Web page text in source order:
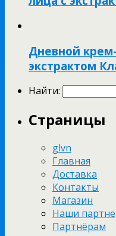
Дневной
экстрактом
Найти:
Страницы
glvn
Главная
Доставка
Контакты
Магазин
Наши
Партнёрам